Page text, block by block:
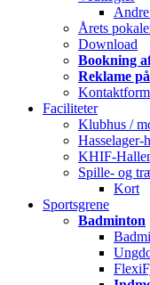
Årets
Download
Bookning
Reklame
Faciliteter
Klubhus /
Hasselager-
KHIF-
Spille- og
Kort
Sportsgrene
Badminton